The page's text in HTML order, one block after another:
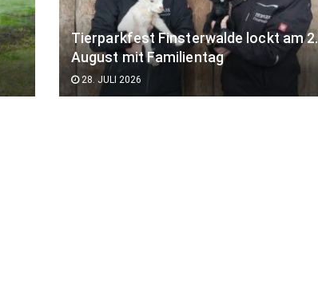
Tierparkfest Finsterwalde lockt am 2.
August mit Familientag
28. JULI 2026